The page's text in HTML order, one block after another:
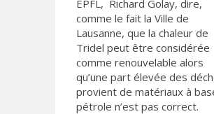
EPFL, Richard Golay, dire,
comme le fait la Ville de
Lausanne, que la chaleur de
Tridel peut être considérée
comme renouvelable alors
qu’une part élevée des
provient de matériaux à
pétrole n’est pas correct.